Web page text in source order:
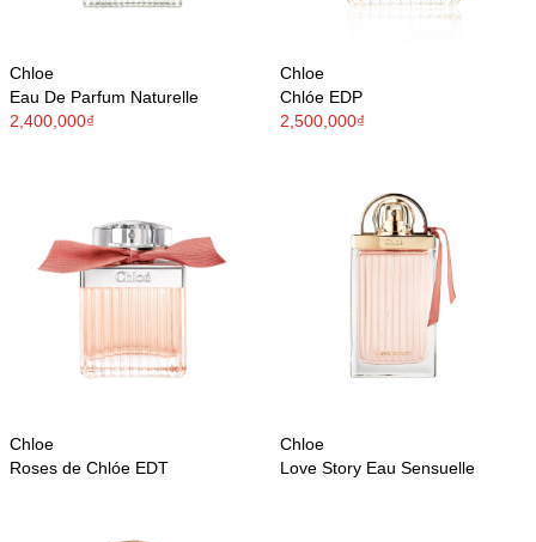
Chloe
Eau De Parfum Naturelle
2,400,000₫
Chloe
Chlóe EDP
2,500,000₫
Chloe
Roses de Chlóe EDT
Chloe
Love Story Eau Sensuelle